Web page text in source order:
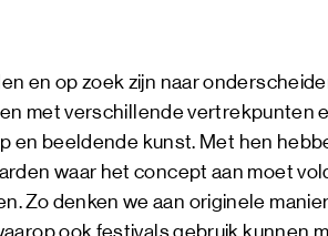
en op zoek zijn naar
met verschillende vertrekpunten
en beeldende kunst. Met hen
waar het concept aan moet
Zo denken we aan originele
ook festivals gebruik kunnen